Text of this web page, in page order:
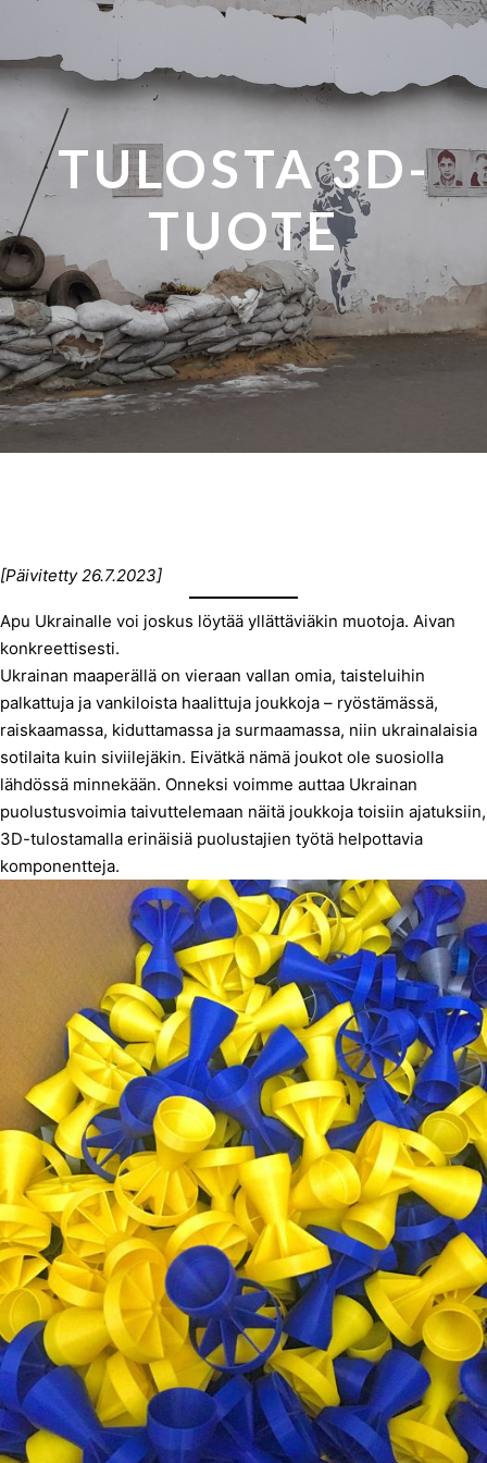
TULOSTA 3D-
TUOTE
[Päivitetty 26.7.2023]
Apu Ukrainalle voi joskus löytää yllättäviäkin muotoja. Aivan
konkreettisesti.
Ukrainan maaperällä on vieraan vallan omia, taisteluihin
palkattuja ja vankiloista haalittuja joukkoja – ryöstämässä,
raiskaamassa, kiduttamassa ja surmaamassa, niin ukrainalaisia
sotilaita kuin siviilejäkin. Eivätkä nämä joukot ole suosiolla
lähdössä minnekään. Onneksi voimme auttaa Ukrainan
puolustusvoimia taivuttelemaan näitä joukkoja toisiin ajatuksiin,
3D-tulostamalla erinäisiä puolustajien työtä helpottavia
komponentteja.